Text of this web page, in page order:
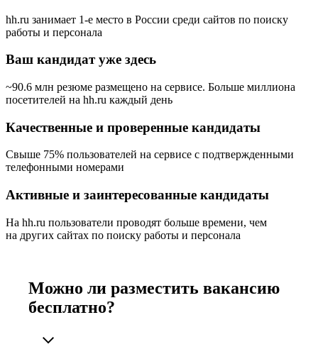
hh.ru занимает 1-е место в России среди сайтов по поиску
работы и персонала
Ваш кандидат уже здесь
~90.6 млн резюме размещено на сервисе. Больше миллиона
посетителей на hh.ru каждый день
Качественные и проверенные кандидаты
Свыше 75% пользователей на сервисе с подтвержденными
телефонными номерами
Активные и заинтересованные кандидаты
На hh.ru пользователи проводят больше времени, чем
на других сайтах по поиску работы и персонала
Можно ли разместить вакансию
бесплатно?